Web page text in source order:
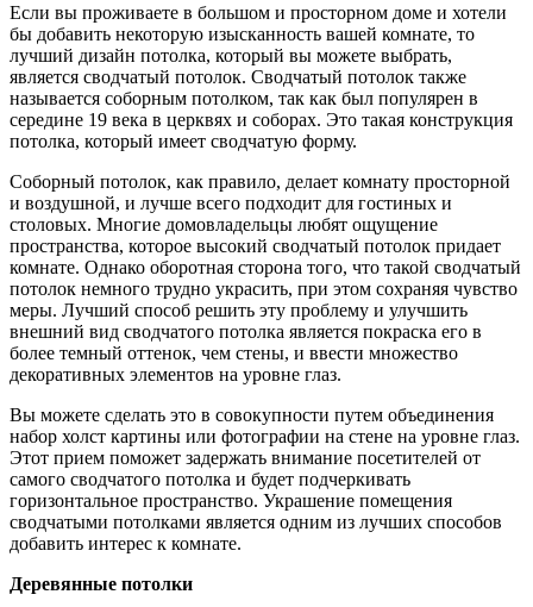
Если вы проживаете в большом и просторном доме и хотели
бы добавить некоторую изысканность вашей комнате, то
лучший дизайн потолка, который вы можете выбрать,
является сводчатый потолок. Сводчатый потолок также
называется соборным потолком, так как был популярен в
середине 19 века в церквях и соборах. Это такая конструкция
потолка, который имеет сводчатую форму.
Соборный потолок, как правило, делает комнату просторной
и воздушной, и лучше всего подходит для гостиных и
столовых. Многие домовладельцы любят ощущение
пространства, которое высокий сводчатый потолок придает
комнате. Однако оборотная сторона того, что такой сводчатый
потолок немного трудно украсить, при этом сохраняя чувство
меры. Лучший способ решить эту проблему и улучшить
внешний вид сводчатого потолка является покраска его в
более темный оттенок, чем стены, и ввести множество
декоративных элементов на уровне глаз.
Вы можете сделать это в совокупности путем объединения
набор холст картины или фотографии на стене на уровне глаз.
Этот прием поможет задержать внимание посетителей от
самого сводчатого потолка и будет подчеркивать
горизонтальное пространство. Украшение помещения
сводчатыми потолками является одним из лучших способов
добавить интерес к комнате.
Деревянные потолки